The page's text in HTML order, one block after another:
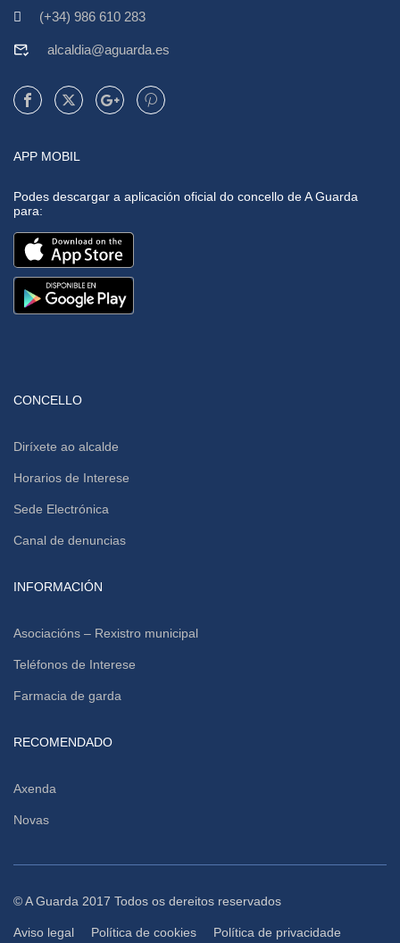
(+34) 986 610 283
alcaldia@aguarda.es
APP MOBIL
Podes descargar a aplicación oficial do concello de A Guarda
para:
CONCELLO
Diríxete ao alcalde
Horarios de Interese
Sede Electrónica
Canal de denuncias
INFORMACIÓN
Asociacións – Rexistro municipal
Teléfonos de Interese
Farmacia de garda
RECOMENDADO
Axenda
Novas
© A Guarda 2017 Todos os dereitos reservados
Aviso legal Política de cookies Política de privacidade